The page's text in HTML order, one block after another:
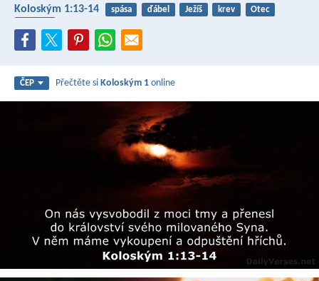
Koloským 1:13-14 spása ďábel Ježíš krev
Otec
ČEP Přečtěte siKoloským 1 online